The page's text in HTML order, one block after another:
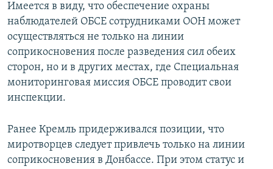
Имеется в виду, что обеспечение охраны
наблюдателей ОБСЕ сотрудниками ООН может
осуществляться не только на линии
соприкосновения после разведения сил обеих
сторон, но и в других местах, где Специальная
мониторинговая миссия ОБСЕ проводит свои
инспекции.
Ранее Кремль придерживался позиции, что
миротворцев следует привлечь только на линии
соприкосновения в Донбассе. При этом статус и